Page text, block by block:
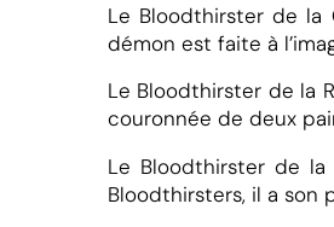
Le Bloodthirster de la
démon est faite à
Le Bloodthirster de la
couronnée de deux
Le Bloodthirster de
Bloodthirsters, il a son